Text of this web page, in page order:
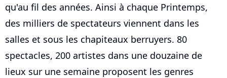
qu'au fil des années. Ainsi à chaque Printemps,
des milliers de spectateurs viennent dans les
salles et sous les chapiteaux berruyers. 80
spectacles, 200 artistes dans une douzaine de
lieux sur une semaine proposent les genres